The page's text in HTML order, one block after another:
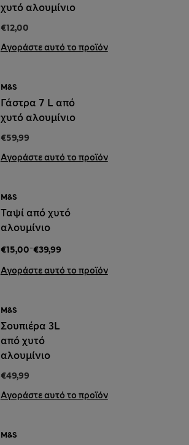
χυτό αλουμίνιο
€12,00
Αγοράστε αυτό το προϊόν
M&S
Γάστρα 7 L από
χυτό αλουμίνιο
€59,99
Αγοράστε αυτό το προϊόν
M&S
Ταψί από χυτό
αλουμίνιο
€15,00-€39,99
Αγοράστε αυτό το προϊόν
M&S
Σουπιέρα 3L
από χυτό
αλουμίνιο
€49,99
Αγοράστε αυτό το προϊόν
M&S